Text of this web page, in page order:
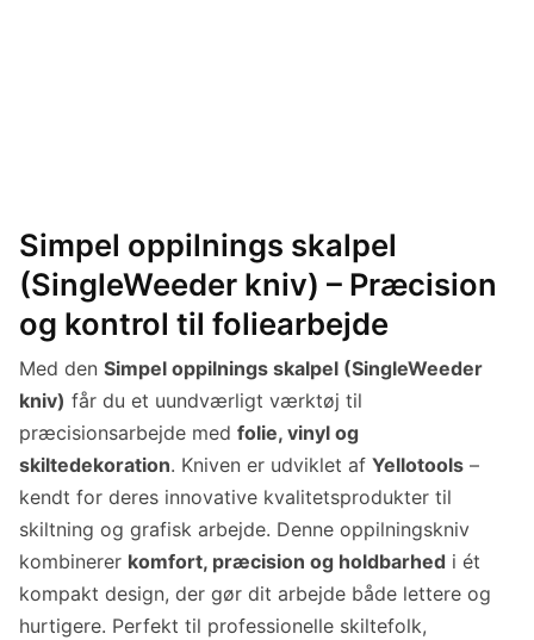
Simpel oppilnings skalpel
(SingleWeeder kniv) – Præcision
og kontrol til foliearbejde
Med den Simpel oppilnings skalpel (SingleWeeder
kniv) får du et uundværligt værktøj til
præcisionsarbejde med folie, vinyl og
skiltedekoration. Kniven er udviklet af Yellotools –
kendt for deres innovative kvalitetsprodukter til
skiltning og grafisk arbejde. Denne oppilningskniv
kombinerer komfort, præcision og holdbarhed i ét
kompakt design, der gør dit arbejde både lettere og
hurtigere. Perfekt til professionelle skiltefolk,